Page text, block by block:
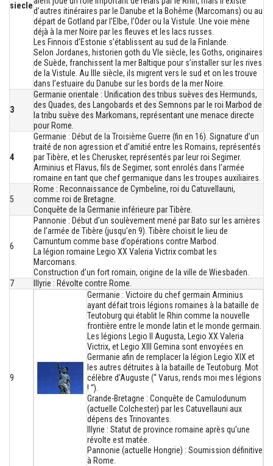
siecle
d’autres itinéraires par le Danube et la Bohême (Marcomans) ou au
départ de Gotland par l’Elbe, l’Oder ou la Vistule. Une voie mène
déjà à la mer Noire par les fleuves et les lacs russes.
Les Finnois d’Estonie s’établissent au sud de la Finlande.
Selon Jordanes, historien goth du VIe siècle, les Goths, originaires
de Suède, franchissent la mer Baltique pour s’installer sur les rives
de la Vistule. Au IIIe siècle, ils migrent vers le sud et on les trouve
dans l’estuaire du Danube sur les bords de la mer Noire.
3
Germanie orientale : Unification des tribus suèves des Hermunds,
des Quades, des Langobards et des Semnons par le roi Marbod de
la tribu suève des Markomans, représentant une menace directe
pour Rome.
4
Germanie : Début de la Troisième Guerre (fin en 16). Signature d’un
traité de non agression et d’amitié entre les Romains, représentés
par Tibère, et les Cherusker, représentés par leur roi Segimer.
Arminius et Flavus, fils de Segimer, sont enrolés dans l’armée
romaine en tant que chef germanique dans les troupes auxiliaires.
5
Rome : Reconnaissance de Cymbeline, roi du Catuvellauni,
comme roi de Bretagne.
Conquête de la Germanie inférieure par Tibère.
6
Pannonie : Début d’un soulèvement mené par Bato sur les arrières
de l’armée de Tibère (jusqu’en 9). Tibère choisit le lieu de
Carnuntum comme base d’opérations contre Marbod.
La légion romaine Legio XX Valeria Victrix combat les
Marcomans.
Construction d’un fort romain, origine de la ville de Wiesbaden.
7
Illyrie : Révolte contre Rome.
9
Germanie : Victoire du chef germain Arminius
ayant défait trois légions romaines à la bataille de
Teutoburg qui établit le Rhin comme la nouvelle
frontière entre le monde latin et le monde germain.
Les légions Legio II Augusta, Legio XX Valeria
Victrix, et Legio XIII Gemina sont envoyées en
Germanie afin de remplacer la légion Legio XIX et
les autres détruites à la bataille de Teutoburg. Mot
célèbre d’Auguste (“ Varus, rends moi mes légions
! “).
Grande-Bretagne : Conquête de Camulodunum
(actuelle Colchester) par les Catuvellauni aux
dépens des Trinovantes.
Illyrie : Statut de province romaine après qu’une
révolte est matée.
Pannonie (actuelle Hongrie) : Soumission définitive
à Rome.